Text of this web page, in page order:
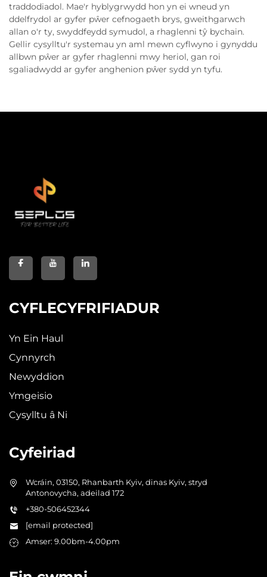
traddodiadol. Mae'r hyblygrwydd hon yn ei wneud yn
ddelfrydol ar gyfer pŵer cefnogaeth brys, gweithgarwch
allan o'r ty, swyddfeydd symudol, a rhaglenni tŷ bychain.
Gellir cysylltu'r systemau yn aml mewn cyflwyno i gynyddu
allbwn pŵer ar gyfer rhaglenni mwy heriol, gan roi
sgaliadwydd ar gyfer anghenion pŵer sydd yn tyfu.
CYFLECYFRIFIADUR
Yn Ein Haul
Cynnyrch
Newyddion
Ymgeisio
Cysylltu â Ni
Cyfeiriad
Wcráin, 03150, Rhanbarth Kyiv, dinas Kyiv, stryd
Antonovycha, adeilad 172
+380-506452344
[email protected]
Amser: 9.00bm-4.00pm